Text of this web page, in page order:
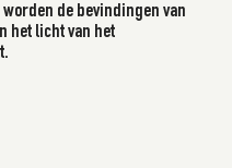
de bevindingen van
het licht van het